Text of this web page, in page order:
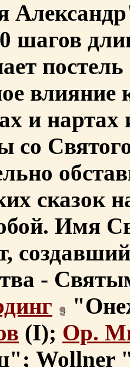
шагов
влияние
и нартах
со
сказок
Имя
-
(I); Ор.
Wollner